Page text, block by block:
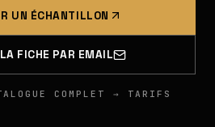
UN ÉCHANTILLON
FICHE PAR EMAIL
COMPLET → TARIFS